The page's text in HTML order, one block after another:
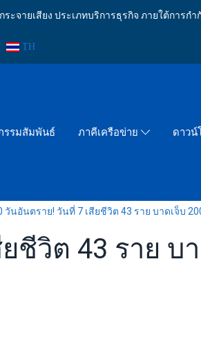
จายเสียง ประเภทบริการธุรกิจ ภายใต้กา
TH
รรมสัมพันธ์ ภาคีเครือข่าย ดาว
วันอันตราย! วันที่ 7 เสียชีวิต 43 ราย บาดเจ็บ
ชีวิต 43 ราย บ